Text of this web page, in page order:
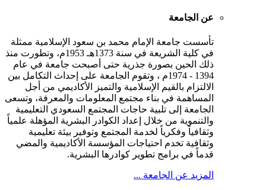
عن الجامعة
تأسست جامعة الإمام محمد بن سعود الإسلامية ممثلة
في كلية الشريعة في سنة 1373هـ 1953م، وتطورت منذ
ذلك الحين بصورة جذرية حتى أصبحت جامعة في عام
1394 - 1974م ، وتقوم الجامعة على إحداث التكامل بين
الالتزام بالقيم الإسلامية والتميز الأكاديمي من أجل
المساهمة في بناء مجتمع المعلومات والمعرفة، وتسعى
الجامعة إلى تلبية حاجات المجتمع السعودي التعليمية
والتنموية من خلال إعداد الكوادر البشرية المؤهلة علمياً
وثقافياً وفكرياً لخدمة المجتمع وتوفير بيئة تعليمية
وثقافية تخدم احتياجات المؤسسة الأكاديمية والمضي
قدماً في برامج تطوير كوادرها البشرية.
المزيد عن الجامعة ...